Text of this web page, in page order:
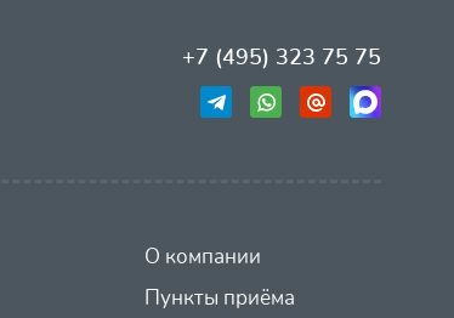
+7 (495) 323 75 75
О компании
Пункты приёма